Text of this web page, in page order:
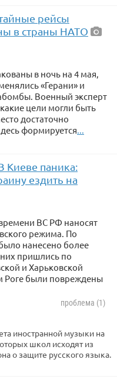
рейсы
в страны НАТО
в ночь на 4 мая,
«Герани» и
Военный эксперт
цели могли быть
достаточно
формируется...
Киеве паника:
ездить на
ВС РФ наносят
режима. По
нанесено более
пришлись по
и Харьковской
Роге были повреждены
проблема (1)
иностранной музыки на
школ исходят из
о защите русского языка.